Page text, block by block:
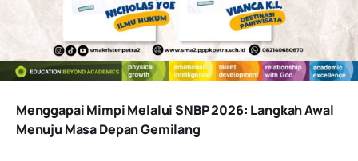
Menggapai Mimpi Melalui SNBP 2026: Langkah Awal
Menuju Masa Depan Gemilang